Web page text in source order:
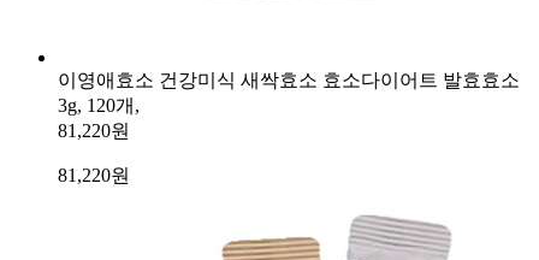
이영애효소 건강미식 새싹효소 효소다이어트 발효효소
3g, 120개,
81,220원
81,220원